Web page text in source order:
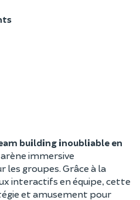
building inoubliable en
immersive
les groupes. Grâce à la
interactifs en équipe, cette
et amusement pour